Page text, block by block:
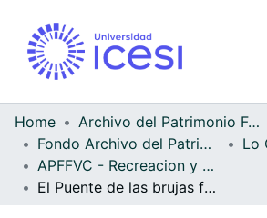
Home
Archivo del Patrimonio Fotográfico y Fílmico del Valle del Cauca
Fondo Archivo del Patrimonio Fotográfico y Fílmico del Valle del Cauca
Lo
APFFVC - Recreacion y Paseo - Patrimonial
El Puente de las brujas fue , durante mucho tiempo, el lugar preferido para la diversión y los paseos